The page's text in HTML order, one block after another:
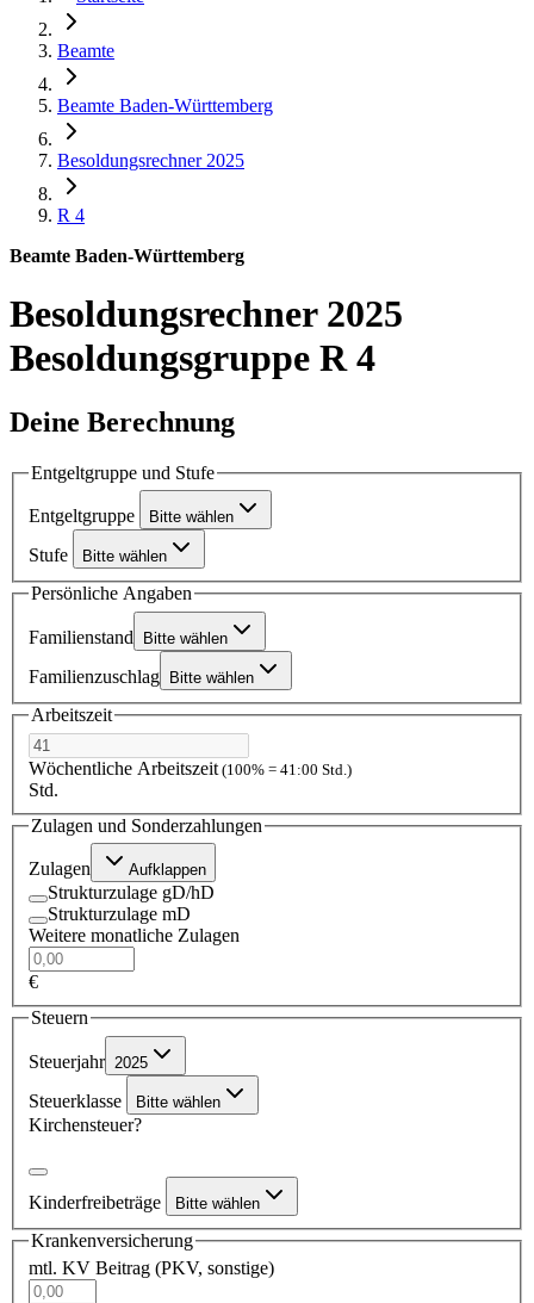
Beamte
Beamte Baden-Württemberg
Besoldungsrechner 2025
R 4
Beamte Baden-Württemberg
Besoldungsrechner 2025
Besoldungsgruppe R 4
Deine Berechnung
Entgeltgruppe und Stufe
Entgeltgruppe Bitte wählen
Stufe Bitte wählen
Persönliche Angaben
Familienstand Bitte wählen
Familienzuschlag Bitte wählen
Arbeitszeit
Wöchentliche Arbeitszeit (100% = 41:00 Std.)
Std.
Zulagen und Sonderzahlungen
Zulagen Aufklappen
Strukturzulage gD/hD
Strukturzulage mD
Weitere monatliche Zulagen
€
Steuern
Steuerjahr 2025
Steuerklasse Bitte wählen
Kirchensteuer?
Kinderfreibeträge Bitte wählen
Krankenversicherung
mtl. KV Beitrag (PKV, sonstige)